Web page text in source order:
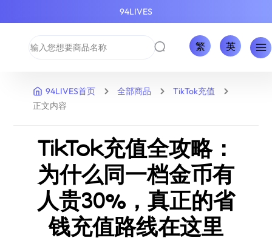
94LIVES
繁 英
94LIVES首页 全部商品
TikTok充值
正文内容
TikTok充值全攻略：
为什么同一档金币有
人贵30%，真正的省
钱充值路线在这里